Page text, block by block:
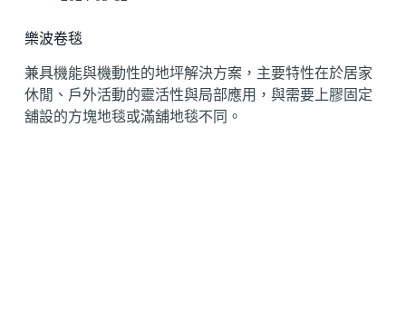
樂波卷毯
兼具機能與機動性的地坪解決方案，主要特性在於居家
休閒、戶外活動的靈活性與局部應用，與需要上膠固定
舖設的方塊地毯或滿舖地毯不同。